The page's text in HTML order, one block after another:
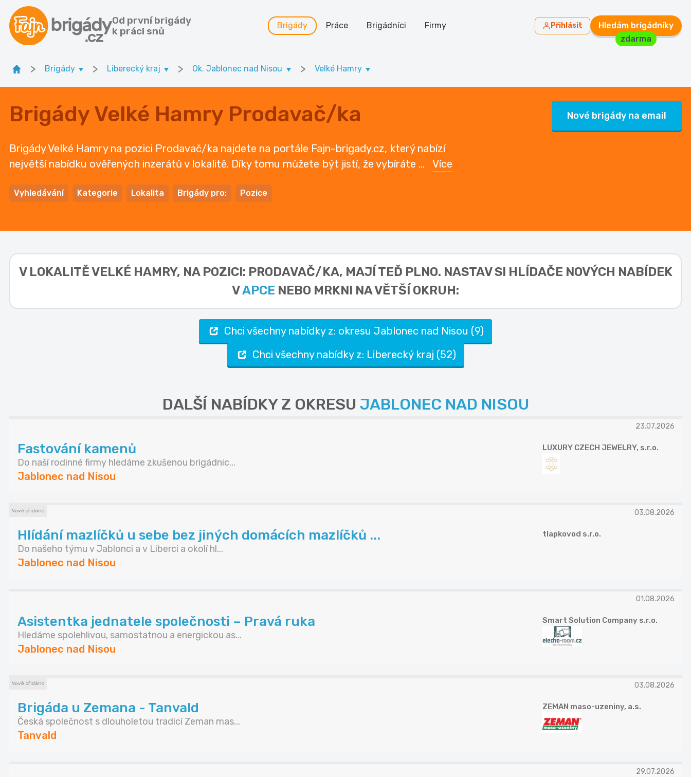
Od první brigády
k práci snů
Brigády Práce Brigádníci Firmy Přihlásit
Hledám brigádníky
zdarma
> Brigády > Liberecký kraj > Ok. Jablonec nad Nisou > Velké Hamry
Brigády Velké Hamry Prodavač/ka
Brigády Velké Hamry na pozici Prodavač/ka najdete na portále Fajn-brigady.cz, který nabízí
největší nabídku ověřených inzerátů v lokalitě. Díky tomu můžete být jistí, že vybíráte ... Více
Vyhledávání Kategorie Lokalita Brigády pro: Pozice
Nové brigády na email
V LOKALITĚVELKÉ HAMRY, NA POZICI: PRODAVAČ/KA, MAJÍ TEĎ PLNO. NASTAV SI HLÍDAČE NOVÝCH NABÍDEK
VAPCE NEBO MRKNI NA VĚTŠÍ OKRUH:
Chci všechny nabídky z: okresu Jablonec nad Nisou (9)
Chci všechny nabídky z: Liberecký kraj (52)
DALŠÍ NABÍDKY Z OKRESU JABLONEC NAD NISOU
23.07.2026
Fastování kamenů
Do naší rodinné firmy hledáme zkušenou brigádnic...
Jablonec nad Nisou
LUXURY CZECH JEWELRY, s.r.o.
Nově přidáno 03.08.2026
Hlídání mazlíčků u sebe bez jiných domácích mazlíčků ...
Do našeho týmu v Jablonci a v Liberci a okolí hl...
Jablonec nad Nisou
tlapkovod s.r.o.
01.08.2026
Asistentka jednatele společnosti – Pravá ruka
Hledáme spolehlivou, samostatnou a energickou as...
Jablonec nad Nisou
Smart Solution Company s.r.o.
Nově přidáno 03.08.2026
Brigáda u Zemana - Tanvald
Česká společnost s dlouholetou tradicí Zeman mas...
Tanvald
ZEMAN maso-uzeniny, a.s.
29.07.2026